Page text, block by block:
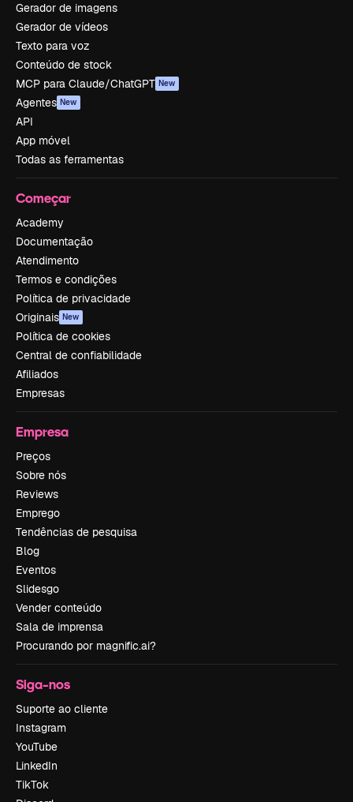
Gerador de imagens
Gerador de vídeos
Texto para voz
Conteúdo de stock
MCP para Claude/ChatGPT New
Agentes New
API
App móvel
Todas as ferramentas
Começar
Academy
Documentação
Atendimento
Termos e condições
Política de privacidade
Originais New
Política de cookies
Central de confiabilidade
Afiliados
Empresas
Empresa
Preços
Sobre nós
Reviews
Emprego
Tendências de pesquisa
Blog
Eventos
Slidesgo
Vender conteúdo
Sala de imprensa
Procurando por magnific.ai?
Siga-nos
Suporte ao cliente
Instagram
YouTube
LinkedIn
TikTok